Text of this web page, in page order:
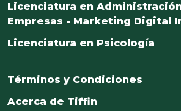
Licenciatura en
Empresas - Marketing Digital
Licenciatura en Psicología
Términos y Condiciones
Acerca de Tiffin